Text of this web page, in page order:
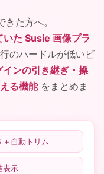
た方へ。
た Susie 画像プラ
のハードルが低いビ
インの引き継ぎ・操
る機能をまとめま
＋自動トリム
表示